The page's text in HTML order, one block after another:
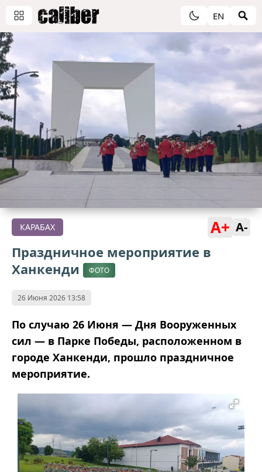
EN
КАРАБАХ A+ A-
Праздничное мероприятие в
Ханкенди
ФОТО
26 Июня 2026 13:58
По случаю 26 Июня — Дня Вооруженных
сил — в Парке Победы, расположенном в
городе Ханкенди, прошло праздничное
мероприятие.